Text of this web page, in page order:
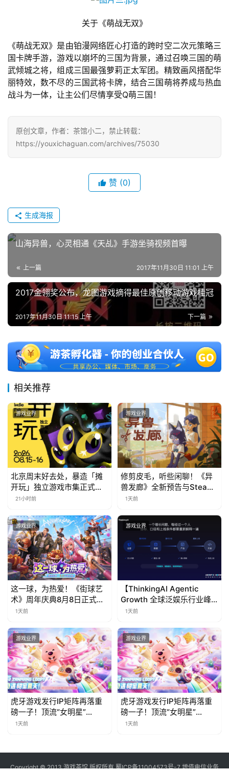
0
2
5
第
十
届
金
茶
月
3
日
游
茶
接
会
上
海
站
中
文
(
中
)
关于《萌战无双》
《萌战无双》是由铂漫网络匠心打造的跨时空二次元策略三
国卡牌手游，游戏以崩坏的三国为背景，通过召唤三国的萌
武倾城之将，组成三国最强萝莉正太军团。精致画风搭配华
丽特效，数不尽的三国武将卡牌，结合三国萌将养成与热血
战斗为一体，让主公们尽情享受Q萌三国！
原创文章，作者：茶馆小二，禁止转载：
https://youxichaguan.com/archives/75030
赞 (0)
生成海报
山海异兽，心灵相通《天乩》手游坐骑视频首曝
上一篇 2017年11月30日 11:01 上午
2017金翎奖公布，龙图游戏摘得最佳原创移动游戏桂冠
下一篇
2017年11月30日 11:15 上午
相关推荐
游戏业界
北京周末好去处，暴造「摊
开玩」独立游戏市集正式开
票！
21小时前
游戏业界
修剪皮毛，听些闲聊！《异
兽发廊》全新预告与Steam
免费试玩公开
1天前
游戏业界
这一球，为热爱！《街球艺
术》周年庆典8月8日正式上
线，多重福利与全新内容同
1天前
游戏业界
【ThinkingAI Agentic
Growth 全球泛娱乐行业峰
会】Agent 时代，人到底负
1天前
游戏业界
虎牙游戏发行IP矩阵再落重
磅一子！顶流“女明星”
ZANMANG LOOPY 正版3D
1天前
游戏业界
虎牙游戏发行IP矩阵再落重
磅一子！顶流“女明星”
ZANMANG LOOPY 正版3D
1天前
Copyright © 2013 游戏茶馆 版权所有蜀ICP备11004573号-7增值电信业务